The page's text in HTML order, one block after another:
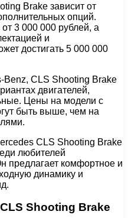
Brake зависит от
опций.
3 000 000 рублей, а
и
достигать 5 000 000
Benz, CLS Shooting Brake
двигателей,
Цены на модели с
быть выше, чем на
CLS Shooting Brake
любителей
предлагает комфортное и
динамику и
Shooting Brake